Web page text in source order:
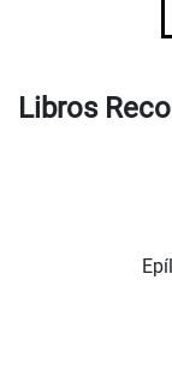
Libros